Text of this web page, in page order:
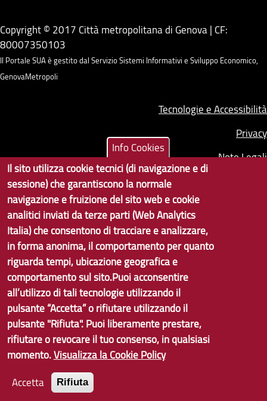
Copyright © 2017 Città metropolitana di Genova | CF:
80007350103
Il Portale SUA è gestito dal Servizio Sistemi Informativi e Sviluppo Economico,
GenovaMetropoli
Tecnologie e Accessibilità
Privacy
Note Legali
Contatti per il sito Web
Area Riservata
Info Cookies
Il sito utilizza cookie tecnici (di navigazione e di
sessione) che garantiscono la normale
navigazione e fruizione del sito web e cookie
analitici inviati da terze parti (Web Analytics
Italia) che consentono di tracciare e analizzare,
in forma anonima, il comportamento per quanto
riguarda tempi, ubicazione geografica e
comportamento sul sito.Puoi acconsentire
all’utilizzo di tali tecnologie utilizzando il
pulsante “Accetta” o rifiutare utilizzando il
pulsante "Rifiuta". Puoi liberamente prestare,
rifiutare o revocare il tuo consenso, in qualsiasi
momento.Visualizza la Cookie Policy
Accetta
Rifiuta